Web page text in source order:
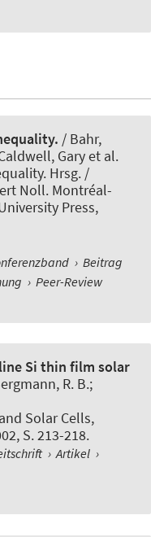
/ Bahr,
Gary et al.
Hrsg. /
Noll. Montréal-
Press,
› Beitrag
› Peer-Review
Si thin film solar
R. B.;
Solar Cells,
S. 213-218.
› Artikel ›